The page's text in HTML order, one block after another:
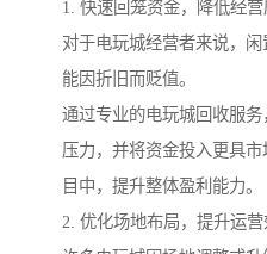
1. 快速回笼资金，降低经营
对于电玩城经营者来说，
能因折旧而贬值。
通过专业的电玩城回收服
压力，并将资金投入更具
目中，提升整体盈利能力。
2. 优化场地布局，提升运营